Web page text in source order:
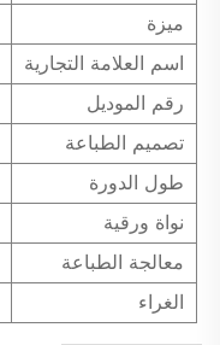
ميزة
اسم العلامة التجارية
رقم الموديل
تصميم الطباعة
طول الدورة
نواة ورقية
معالجة الطباعة
الغراء